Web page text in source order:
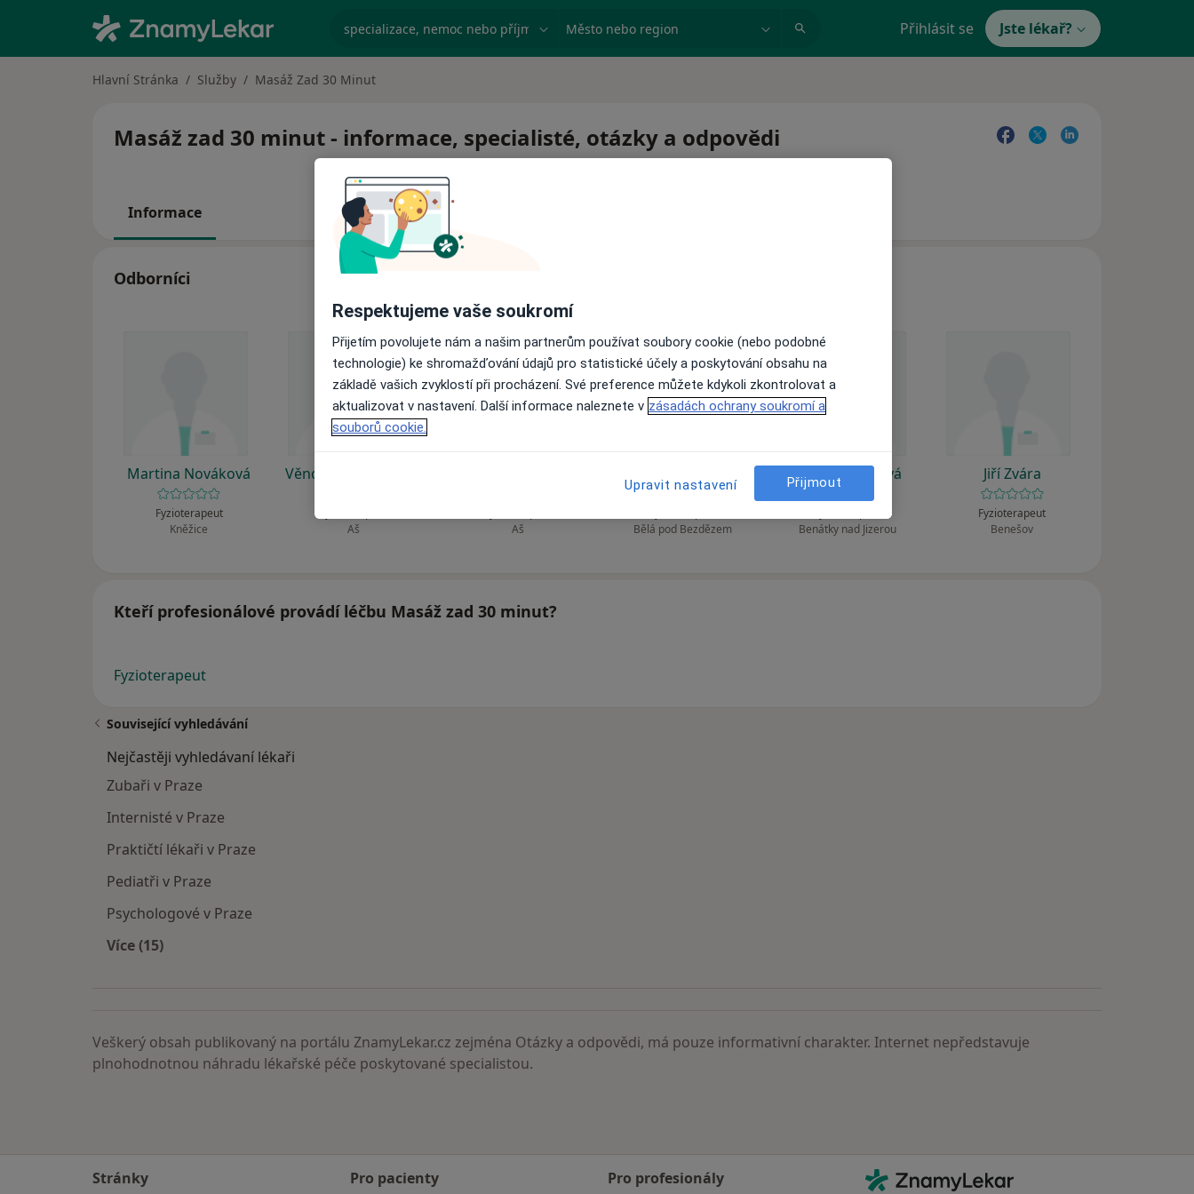
specializace, nemoc nebo příjmení Město nebo region Přihlásit se Jste lékař?
Hlavní Stránka Služby Masáž Zad 30 Minut
Masáž zad 30 minut - informace, specialisté, otázky a odpovědi
Informace
Odborníci
Martina Nováková
Fyzioterapeut
Kněžice
Věnceslava Plavcová
Aš
Aš
Bělá pod Bezdězem
Věra Svobodová
Benátky nad Jizerou
Jiří Zvára
Fyzioterapeut
Benešov
Kteří profesionálové provádí léčbu Masáž zad 30 minut?
Fyzioterapeut
Související vyhledávání
Nejčastěji vyhledávaní lékaři
Zubaři v Praze
Internisté v Praze
Praktičtí lékaři v Praze
Pediatři v Praze
Psychologové v Praze
Více (15)
Veškerý obsah publikovaný na portálu ZnamyLekar.cz zejména Otázky a odpovědi, má pouze informativní charakter. Internet nepředstavuje
plnohodnotnou náhradu lékařské péče poskytované specialistou.
Stránky
Pro pacienty
Pro profesionály
Kontakt
ZnamyLekar - Hlavní stránka
Respektujeme vaše soukromí
Přijetím povolujete nám a našim partnerům používat soubory cookie (nebo podobné
technologie) ke shromažďování údajů pro statistické účely a poskytování obsahu na
základě vašich zvyklostí při procházení. Své preference můžete kdykoli zkontrolovat a
aktualizovat v nastavení. Další informace naleznete v zásadách ochrany soukromí a
souborů cookie.
Upravit nastavení Přijmout